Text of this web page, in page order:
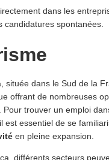
dans les
candidatures spontanées.
située dans le Sud de la
offrant de nombreuses
Pour trouver un emploi
est essentiel de se
en pleine expansion.
différents secteurs